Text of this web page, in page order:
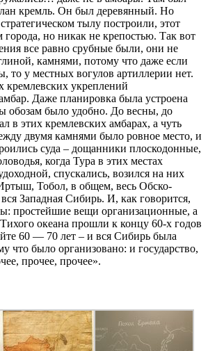
кремль. Он был деревянный. Но
тылу построили, этот
но никак не крепостью. Так вот
все равно срубные были, они не
камнями, потому что даже если
то у местных вогулов артиллерии нет.
кремлевских укреплений
Даже планировка была устроена
обозам было удобно. До весны, до
в этих кремлевских амбарах, а чуть
двумя камнями было ровное место, и
суда – дощанники плоскодонные,
когда Тура в этих местах
спускались, возился на них
Тобол, в общем, весь Обско-
Западная Сибирь. И, как говорится,
простейшие вещи организационные, а
океана прошли к концу 60-х годов
60 — 70 лет – и вся Сибирь была
что было организовано: и государство,
прочее, прочее».